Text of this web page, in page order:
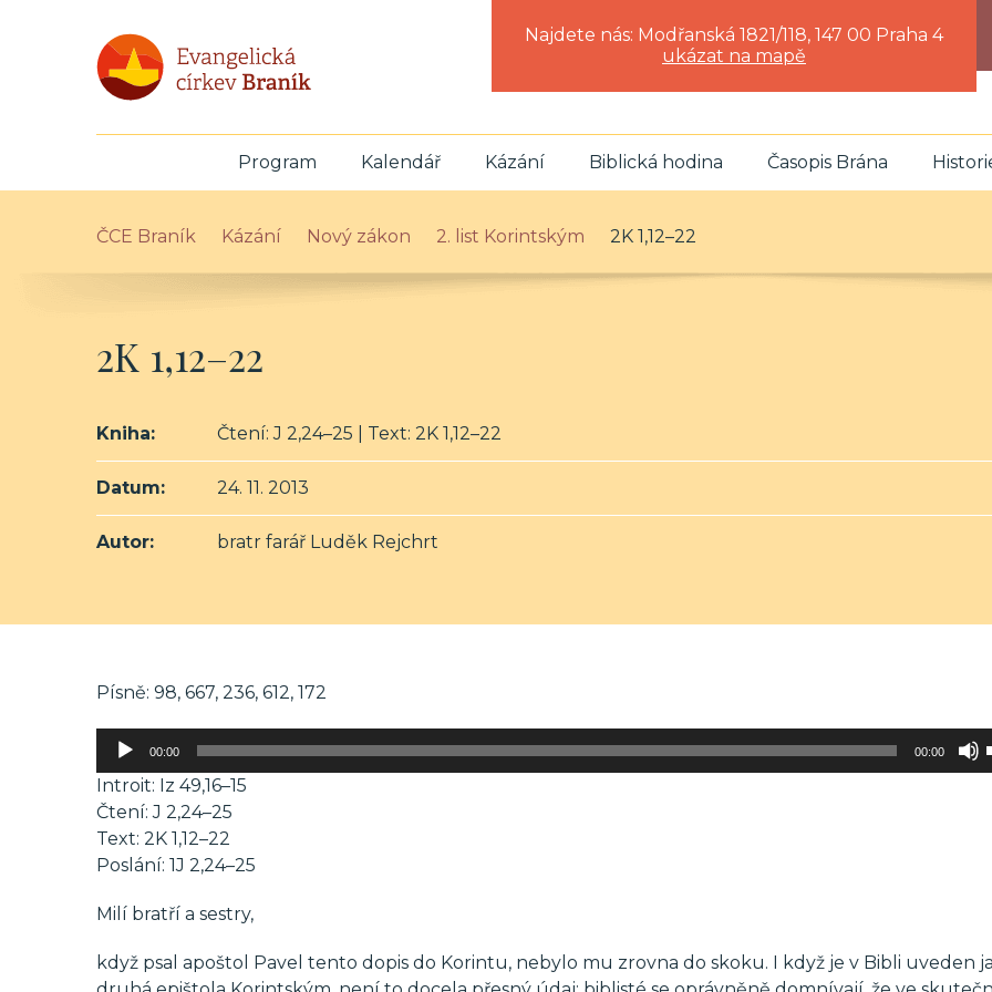
Najdete nás: Modřanská 1821/118, 147 00 Praha 4
ukázat na mapě
Program Kalendář Kázání Biblická hodina Časopis Brána
ČCE Braník Kázání Nový zákon 2. list Korintským 2K 1,12–22
2K 1,12–22
Kniha: Čtení: J 2,24–25 | Text: 2K 1,12–22
Datum: 24. 11. 2013
Autor: bratr farář Luděk Rejchrt
Písně: 98, 667, 236, 612, 172
Audio
00:00 00:00
Introit: Iz 49,16–15
Čtení: J 2,24–25
Text: 2K 1,12–22
Poslání: 1J 2,24–25
Milí bratří a sestry,
když psal apoštol Pavel tento dopis do Korintu, nebylo mu zrovna do skoku. I když je v Bibli uveden